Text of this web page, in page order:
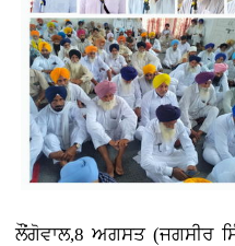
ਲੌਂਗੋਵਾਲ,8 ਅਗਸਤ (ਜਗਸੀਰ